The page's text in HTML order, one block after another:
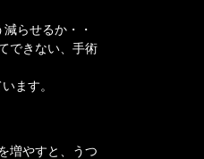
らせるか・・
できない、手術
ます。
増やすと、うつ